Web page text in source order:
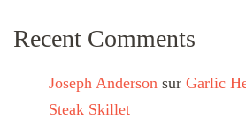
Recent Comments
Joseph Anderson sur Garlic
Steak Skillet